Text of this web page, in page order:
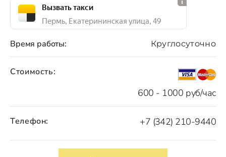
Стоимость:
600 - 1000 руб/час
Время работы: Круглосуточно
Телефон: +7 (342) 210-9440
Вызвать такси
Пермь, Екатерининская улица, 49